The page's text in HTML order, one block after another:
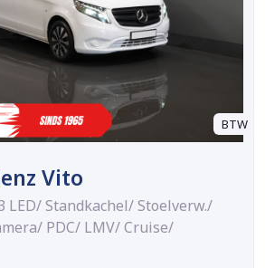
BTW
Vito
LED/ Standkachel/ Stoelverw./
PDC/ LMV/ Cruise/